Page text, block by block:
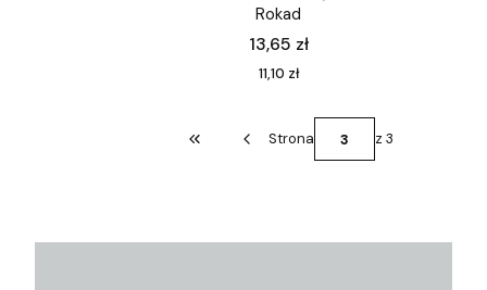
Rokad
Cena
13,65 zł
Cena
11,10 zł
Wróć do pierwszej strony z produktami
Strona z 3